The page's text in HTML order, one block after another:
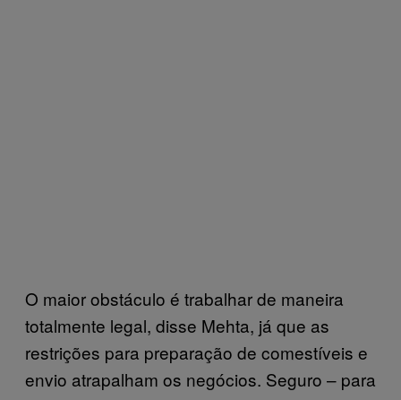
O maior obstáculo é trabalhar de maneira
totalmente legal, disse Mehta, já que as
restrições para preparação de comestíveis e
envio atrapalham os negócios. Seguro – para